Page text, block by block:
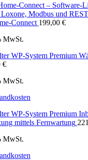
Connect 199,00 €
MwSt.
WP-System Premium
€
MwSt.
WP-System Premium
mittels Fernwartung
MwSt.